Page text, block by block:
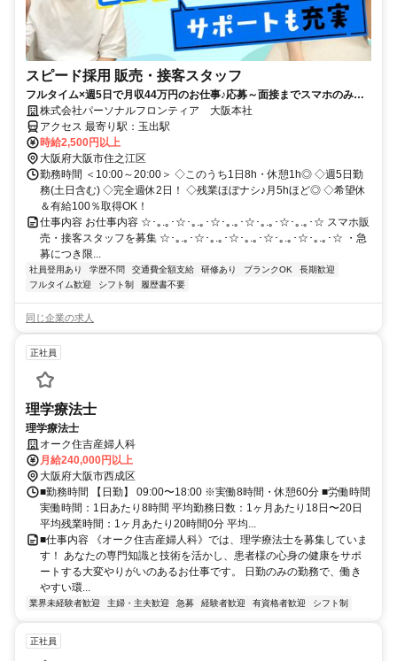
スピード採用 販売・接客スタッフ
フルタイム×週5日で月収44万円のお仕事♪応募～面接までスマホのみで
完結！履歴書不要◎
株式会社パーソナルフロンティア 大阪本社
アクセス 最寄り駅：玉出駅
時給2,500円以上
大阪府大阪市住之江区
勤務時間 ＜10:00～20:00＞ ◇このうち1日8h・休憩1h◎ ◇週5日勤
務(土日含む) ◇完全週休2日！ ◇残業ほぼナシ♪月5hほど◎ ◇希望休
＆有給100％取得OK！
仕事内容 お仕事内容 ☆･｡.｡･☆･｡.｡･☆･｡.｡･☆･｡.｡･☆･｡.｡･☆ スマホ販
売・接客スタッフを募集 ☆･｡.｡･☆･｡.｡･☆･｡.｡･☆･｡.｡･☆･｡.｡･☆ ・急
募につき限...
社員登用あり 学歴不問 交通費全額支給 研修あり ブランクOK
長期歓迎
フルタイム歓迎
シフト制 履歴書不要
同じ企業の求人
正社員
理学療法士
理学療法士
オーク住吉産婦人科
月給240,000円以上
大阪府大阪市西成区
■勤務時間 【日勤】 09:00〜18:00 ※実働8時間・休憩60分 ■労働時間
実働時間：1日あたり8時間 平均勤務日数：1ヶ月あたり18日〜20日
平均残業時間：1ヶ月あたり20時間0分 平均...
■仕事内容 《オーク住吉産婦人科》では、理学療法士を募集していま
す！ あなたの専門知識と技術を活かし、患者様の心身の健康をサポ
ートする大変やりがいのあるお仕事です。 日勤のみの勤務で、働き
やすい環...
業界未経験者歓迎 主婦・主夫歓迎 急募 経験者歓迎 有資格者歓迎 シフト制
正社員